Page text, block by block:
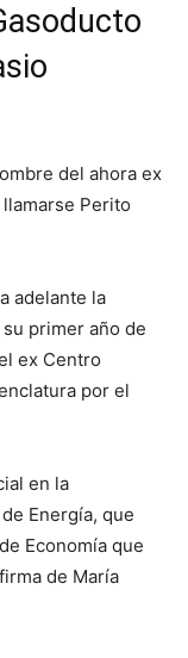
del ahora ex
Perito
adelante la
primer año de
ex Centro
por el
en la
Energía, que
Economía que
de María